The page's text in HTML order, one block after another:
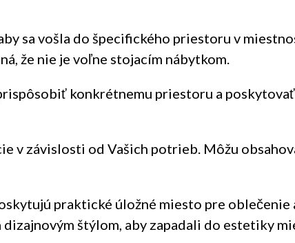
sa vošla do špecifického priestoru v
že nie je voľne stojacím nábytkom.
konkrétnemu priestoru a
v závislosti od Vašich potrieb. Môžu
praktické úložné miesto pre
štýlom, aby zapadali do estetiky